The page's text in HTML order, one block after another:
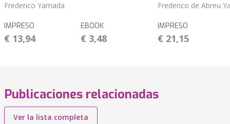
Frederico Yamada
IMPRESO
€ 13,94
EBOOK
€ 3,48
Frederico de Abreu
IMPRESO
€ 21,15
Publicaciones relacionadas
Ver la lista completa